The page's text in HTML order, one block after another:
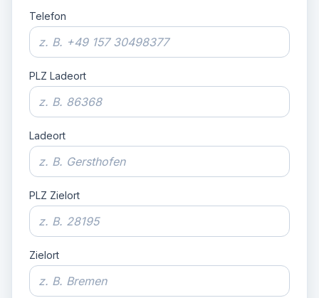
Telefon
PLZ Ladeort
Ladeort
PLZ Zielort
Zielort